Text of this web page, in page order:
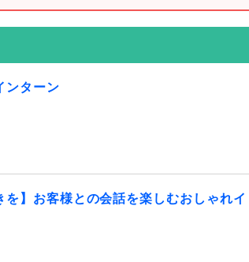
ンターン
】お客様との会話を楽しむおしゃれイ